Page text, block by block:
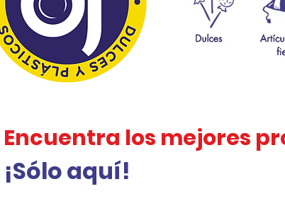
Encuentra los mejores
¡Sólo aquí!